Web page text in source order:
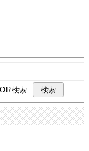
OR検索